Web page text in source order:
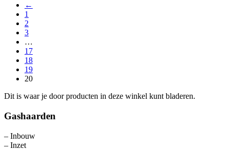
←
1
2
3
…
17
18
19
20
Dit is waar je door producten in deze winkel kunt bladeren.
Gashaarden
– Inbouw
– Inzet